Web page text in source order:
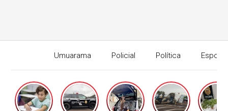
Umuarama Policial Política
Edição